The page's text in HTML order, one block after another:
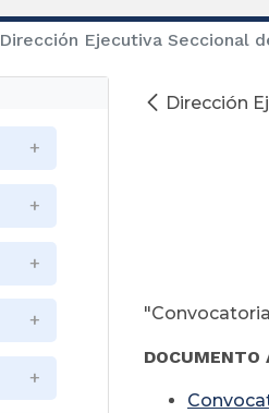
Dirección Ejecutiva Seccional
Dirección
DOCUMENTO